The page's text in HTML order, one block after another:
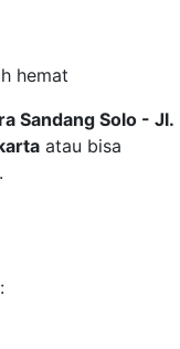
hemat
Sandang Solo - Jl.
atau bisa